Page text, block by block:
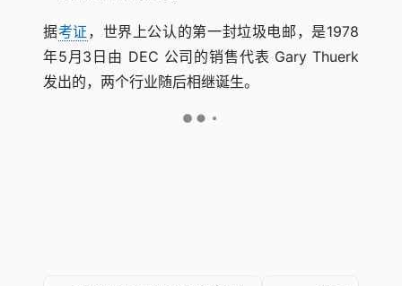
据考证 ，世界上公认的第一封垃圾电邮，是1978
年5月3日由 DEC 公司的销售代表 Gary Thuerk
发出的，两个行业随后相继诞生。